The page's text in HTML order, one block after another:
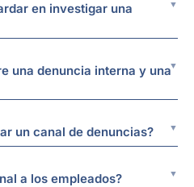
en investigar una
una denuncia interna y una
un canal de denuncias?
a los empleados?